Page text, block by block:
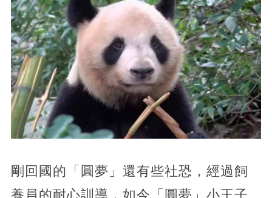
剛回國的「圓夢」還有些社恐，經過飼
養員的耐心訓導，如今「圓夢」小王子